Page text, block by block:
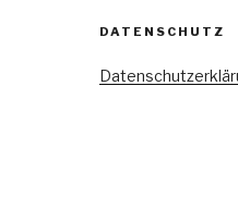
DATENSCHUTZ